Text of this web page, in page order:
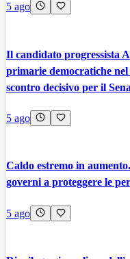
5 ago
Il candidato progressista
primarie democratiche
scontro decisivo per il
5 ago
Caldo estremo in
governi a proteggere le
5 ago